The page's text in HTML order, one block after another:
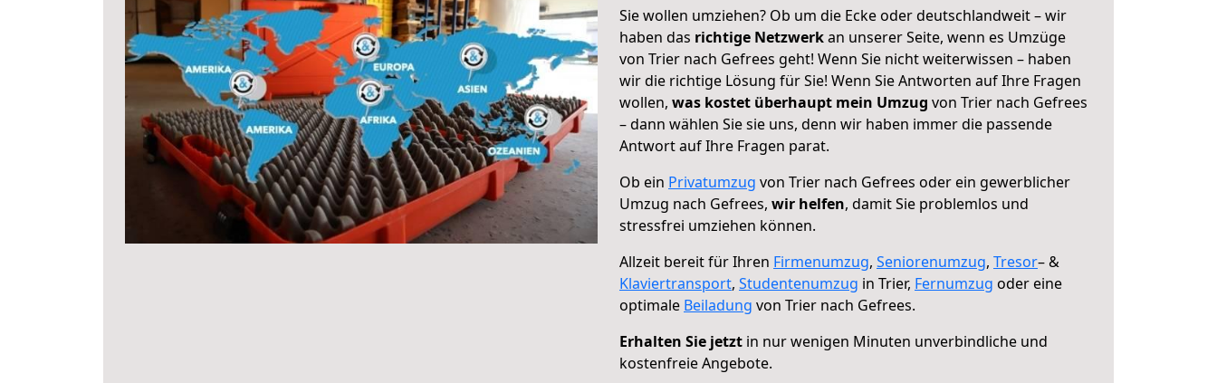
Sie wollen umziehen? Ob um die Ecke oder deutschlandweit – wir
haben das richtige Netzwerkan unserer Seite, wenn es Umzüge
von Trier nach Gefrees geht! Wenn Sie nicht weiterwissen – haben
wir die richtige Lösung für Sie! Wenn Sie Antworten auf Ihre Fragen
wollen, was kostet überhaupt mein Umzug von Trier nach Gefrees
– dann wählen Sie sie uns, denn wir haben immer die passende
Antwort auf Ihre Fragen parat.
Ob ein Privatumzug von Trier nach Gefrees oder ein gewerblicher
Umzug nach Gefrees, wir helfen, damit Sie problemlos und
stressfrei umziehen können.
Allzeit bereit für Ihren Firmenumzug, Seniorenumzug, Tresor– &
Klaviertransport, Studentenumzug in Trier, Fernumzug oder eine
optimale Beiladung von Trier nach Gefrees.
Erhalten Sie jetzt in nur wenigen Minuten unverbindliche und
kostenfreie Angebote.